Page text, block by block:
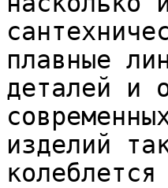
плавные
деталей и
изделий